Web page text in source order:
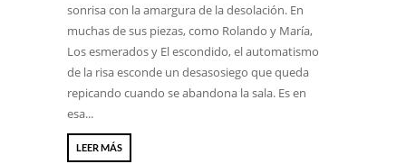
sonrisa con la amargura de la desolación. En
muchas de sus piezas, como Rolando y María,
Los esmerados y El escondido, el automatismo
de la risa esconde un desasosiego que queda
repicando cuando se abandona la sala. Es en
esa...
LEER MÁS